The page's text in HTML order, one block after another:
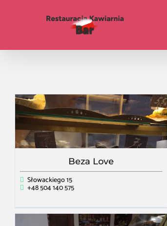
Beza Love
Słowackiego 15
+48 504 140 575